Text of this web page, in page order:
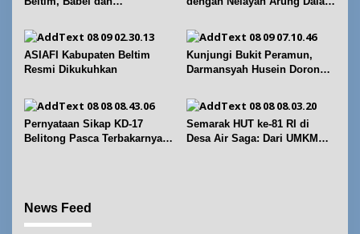
Koordinasi
ASIAFI Kabupaten Beltim
Resmi Dikukuhkan
Kunjungi Bukit Peramun,
Darmansyah Husein Dorong
Pernyataan Sikap KD-17
Belitong Pasca Terbakarnya
Semarak HUT ke-81 RI di
Desa Air Saga: Dari UMKM
News Feed